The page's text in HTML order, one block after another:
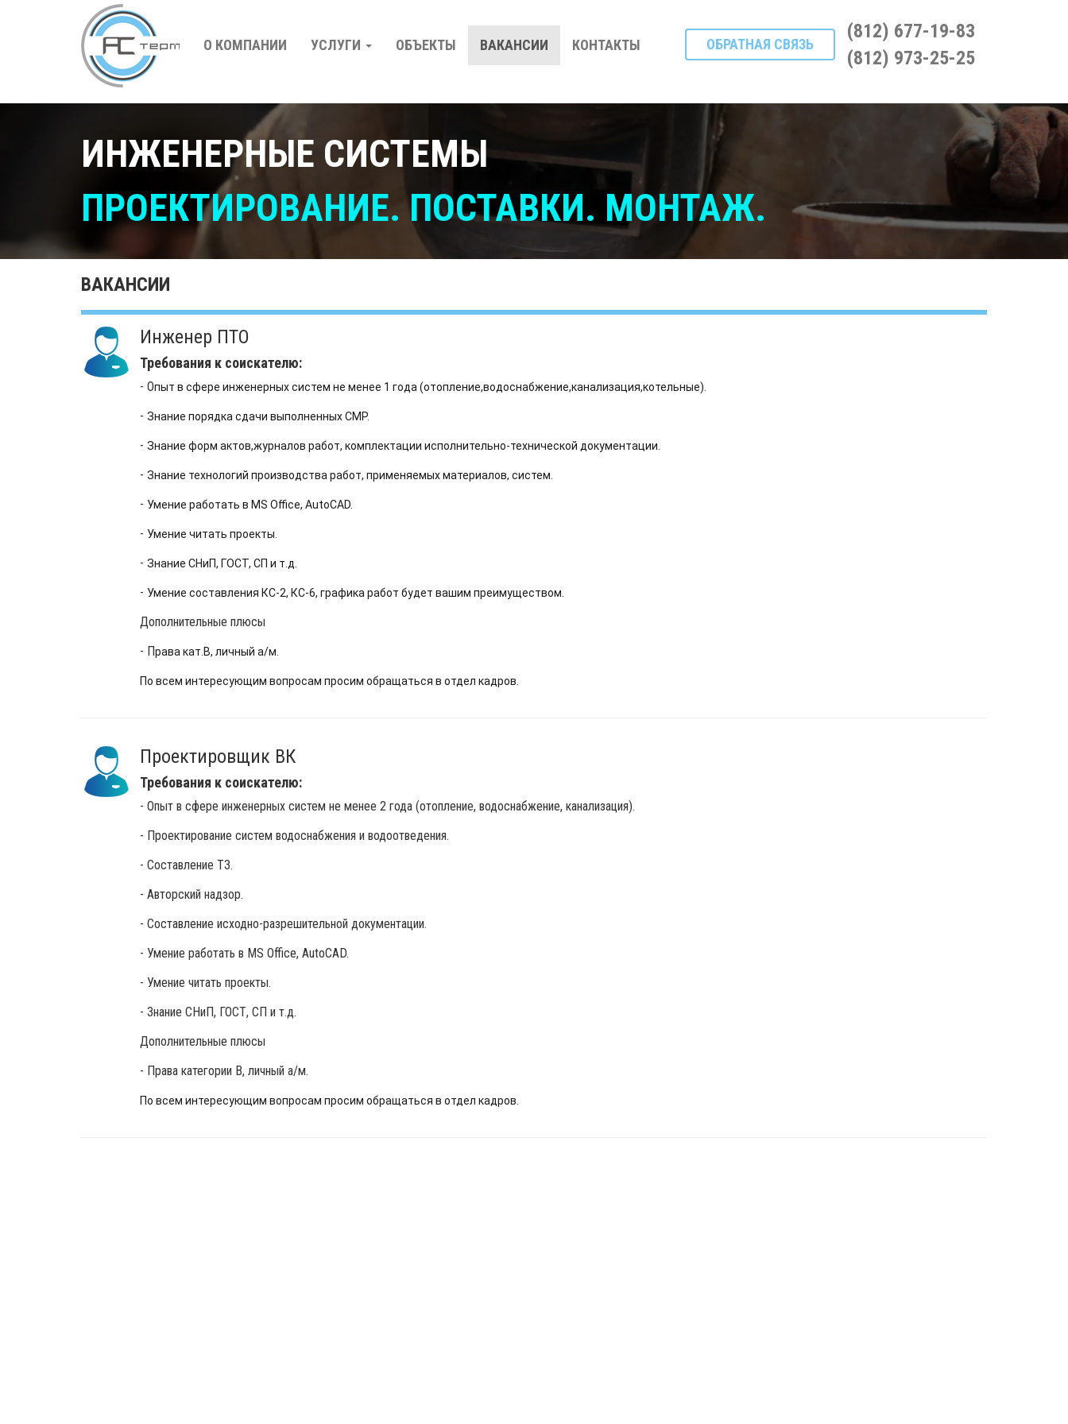
О КОМПАНИИ УСЛУГИ ОБЪЕКТЫ ВАКАНСИИ КОНТАКТЫ ОБРАТНАЯ СВЯЗЬ
(812) 677-19-83
(812) 973-25-25
ИНЖЕНЕРНЫЕ СИСТЕМЫ
ПРОЕКТИРОВАНИЕ. ПОСТАВКИ. МОНТАЖ.
ВАКАНСИИ
Инженер ПТО
Требования к соискателю:
- Опыт в сфере инженерных систем не менее 1 года (отопление,водоснабжение,канализация,котельные).
- Знание порядка сдачи выполненных СМР.
- Знание форм актов,журналов работ, комплектации исполнительно-технической документации.
- Знание технологий производства работ, применяемых материалов, систем.
- Умение работать в MS Office, AutoCAD.
- Умение читать проекты.
- Знание СНиП, ГОСТ, СП и т.д.
- Умение составления КС-2, КС-6, графика работ будет вашим преимуществом.
Дополнительные плюсы
- Права кат.В, личный а/м.
По всем интересующим вопросам просим обращаться в отдел кадров.
Проектировщик ВК
Требования к соискателю:
- Опыт в сфере инженерных систем не менее 2 года (отопление, водоснабжение, канализация).
- Проектирование систем водоснабжения и водоотведения.
- Составление ТЗ.
- Авторский надзор.
- Составление исходно-разрешительной документации.
- Умение работать в MS Office, AutoCAD.
- Умение читать проекты.
- Знание СНиП, ГОСТ, СП и т.д.
Дополнительные плюсы
- Права категории В, личный а/м.
По всем интересующим вопросам просим обращаться в отдел кадров.